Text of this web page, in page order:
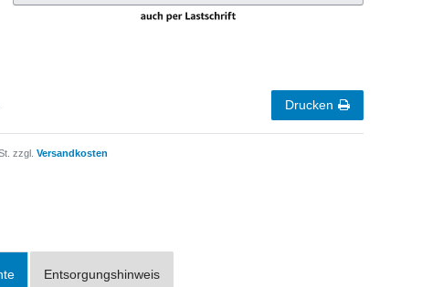
Drucken
zzgl. Versandkosten
Entsorgungshinweis